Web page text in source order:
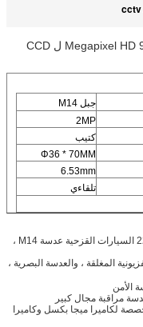
cctv
Megapixel HD 9-22mm 1/3 "Varifocal Auto Iris IR lens CS ل CCD
جبل M14
2MP
كتيب
Φ36 * 70MM
6.53mm
تلقاءي
1. ميجابيكسل عدسة الكاميرا الصناعية ، 9-22mm F1.4 السيارات القزحية عدسة M14 ،
المغلقة ، والعدسة البصرية ،
الأمن
لكاميرا ميجا بكسل وكاميرا